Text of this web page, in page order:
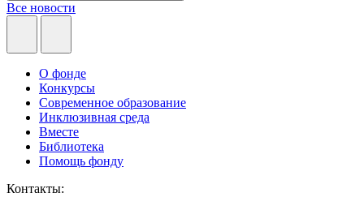
Все новости
О фонде
Конкурсы
Современное образование
Инклюзивная среда
Вместе
Библиотека
Помощь фонду
Контакты: